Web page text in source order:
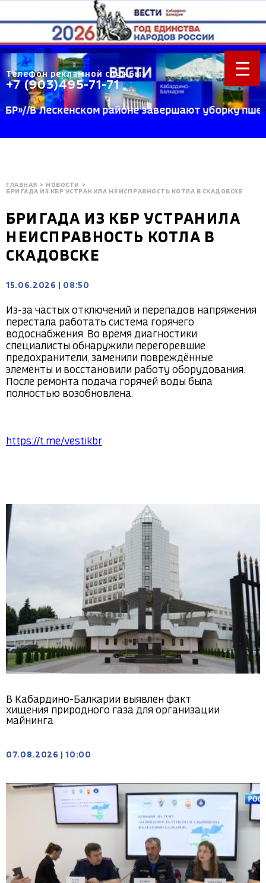
Телефон рекламной службы:
+7 (903)495-71-71
В Лескенском районе завершают уборку
ГЛАВНАЯ > НОВОСТИ
>
БРИГАДА ИЗ КБР УСТРАНИЛА НЕИСПРАВНОСТЬ КОТЛА В СКАДОВСКЕ
БРИГАДА ИЗ КБР УСТРАНИЛА
НЕИСПРАВНОСТЬ КОТЛА В
СКАДОВСКЕ
15.06.2026 08:50
Из-за частых отключений и перепадов напряжения
перестала работать система горячего
водоснабжения. Во время диагностики
специалисты обнаружили перегоревшие
предохранители, заменили повреждённые
элементы и восстановили работу оборудования.
После ремонта подача горячей воды была
полностью возобновлена.
https://t.me/vestikbr
В Кабардино-Балкарии выявлен факт
хищения природного газа для организации
майнинга
07.08.2026 10:00